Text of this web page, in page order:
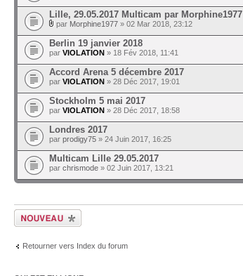
Lille, 29.05.2017 Multicam par Morphine1977
par Morphine1977 » 02 Mar 2018, 23:12
Berlin 19 janvier 2018
par VIOLATION » 18 Fév 2018, 11:41
Accord Arena 5 décembre 2017
par VIOLATION » 28 Déc 2017, 19:01
Stockholm 5 mai 2017
par VIOLATION » 28 Déc 2017, 18:58
Londres 2017
par prodigy75 » 24 Juin 2017, 16:25
Multicam Lille 29.05.2017
par chrismode » 02 Juin 2017, 13:21
Ecrire un nouveau
sujet
Retourner vers Index du forum